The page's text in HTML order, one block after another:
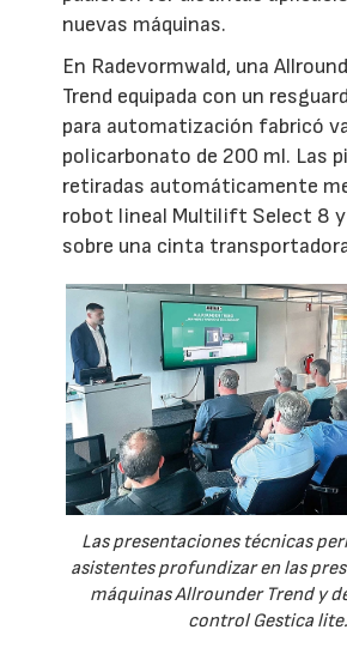
nuevas máquinas.
En Radevormwald, una
Trend equipada con un
para automatización fabricó
policarbonato de 200 ml. Las
retiradas automáticamente
robot lineal Multilift Select 8
sobre una cinta
Las presentaciones técnicas
asistentes profundizar en las
máquinas Allrounder Trend y
control Gestica lite.